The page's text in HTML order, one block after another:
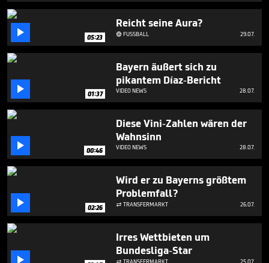
 05:23
Reicht seine Aura?
FUSSBALL 29.07.
 01:37
Bayern äußert sich zu
pikantem Díaz-Bericht
VIDEO NEWS 28.07.
 00:46
Diese Vini-Zahlen wären der
Wahnsinn
VIDEO NEWS 28.07.
 02:26
Wird er zu Bayerns größtem
Problemfall?
 TRANSFERMARKT 26.07.

Irres Wettbieten um
Bundesliga-Star
 TRANSFERMARKT 25.07.